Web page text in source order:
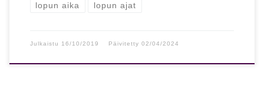
lopun aika lopun ajat
Julkaistu 16/10/2019 Päivitetty 02/04/2024